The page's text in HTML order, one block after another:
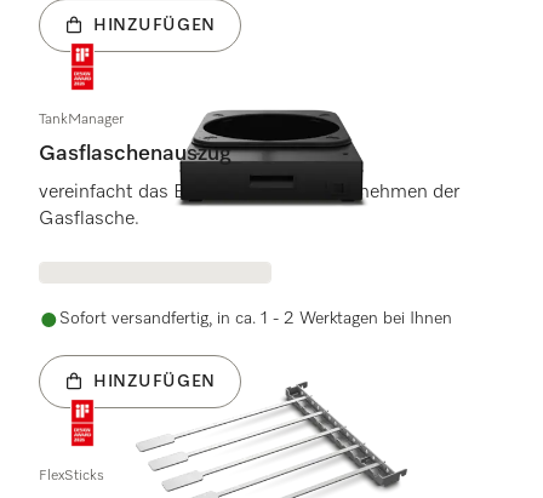
HINZUFÜGEN
TankManager
Gasflaschenauszug
vereinfacht das Einsetzen und Herausnehmen der
Gasflasche.
Sofort versandfertig, in ca. 1 - 2 Werktagen bei Ihnen
HINZUFÜGEN
FlexSticks